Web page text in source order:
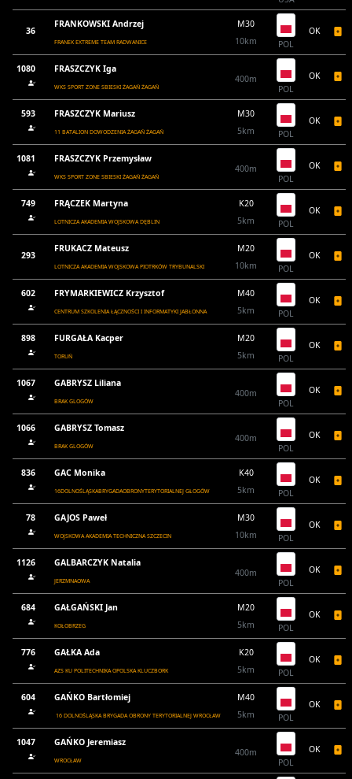
36
FRANKOWSKI Andrzej
FRANEK EXTREME TEAM RADWANICE
M30
10km
POL
OK
1080 FRASZCZYK Iga
WKS SPORT ZONE SBIESKI ŻAGAŃ ŻAGAŃ
400m
POL
OK
593 FRASZCZYK Mariusz
11 BATALION DOWODZENIA ŻAGAŃ ŻAGAŃ
M30
5km
POL
OK
1081 FRASZCZYK Przemysław
WKS SPORT ZONE SBIESKI ŻAGAŃ ŻAGAŃ
400m
POL
OK
749 FRĄCZEK Martyna
LOTNICZA AKADEMIA WOJSKOWA DĘBLIN
K20
5km
POL
OK
293
FRUKACZ Mateusz
LOTNICZA AKADEMIA WOJSKOWA PIOTRKÓW TRYBUNALSKI
M20
10km
POL
OK
602 FRYMARKIEWICZ Krzysztof
CENTRUM SZKOLENIA ŁĄCZNOŚCI I INFORMATYKI JABŁONNA
M40
5km
POL
OK
898 FURGAŁA Kacper
TORUŃ
M20
5km
POL
OK
1067 GABRYSZ Liliana
BRAK GLOGÓW
400m
POL
OK
1066 GABRYSZ Tomasz
BRAK GLOGÓW
400m
POL
OK
836 GAC Monika
16DOLNOŚLĄSKABRYGADAOBRONYTERYTORIALNEJ GŁOGÓW
K40
5km
POL
OK
78 GAJOS Paweł
WOJSKOWA AKADEMIA TECHNICZNA SZCZECIN
M30
10km
POL
OK
1126 GALBARCZYK Natalia
JERZMNAOWA
400m
POL
OK
684 GAŁGAŃSKI Jan
KOŁOBRZEG
M20
5km
POL
OK
776 GAŁKA Ada
AZS KU POLITECHNIKA OPOLSKA KLUCZBORK
K20
5km
POL
OK
604 GAŃKO Bartłomiej
16 DOLNOŚLĄSKA BRYGADA OBRONY TERYTORIALNEJ WROCŁAW
M40
5km
POL
OK
1047 GAŃKO Jeremiasz
WROCŁAW
400m
POL
OK